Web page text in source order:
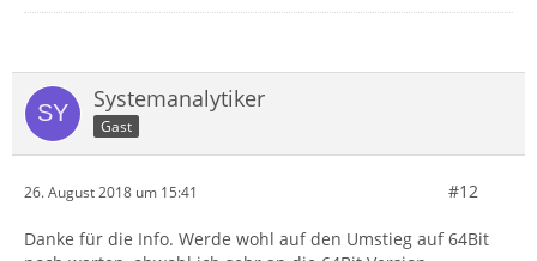
Systemanalytiker
Gast
26. August 2018 um 15:41 #12
Danke für die Info. Werde wohl auf den Umstieg auf 64Bit